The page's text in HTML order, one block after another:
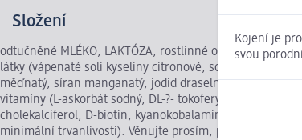
Složení
odtučněné MLÉKO, LAKTÓZA, rostlinné oleje
látky (vápenaté soli kyseliny citronové, sodné soli
měďnatý, síran manganatý, jodid draselný, selenan
vitamíny (L-askorbát sodný, DL-?- tokoferyl-acetát,
cholekalciferol, D-biotin, kyanokobalamin), L-leucin, L-
minimální trvanlivosti). Věnujte prosím, pozornost
Kojení je
svou